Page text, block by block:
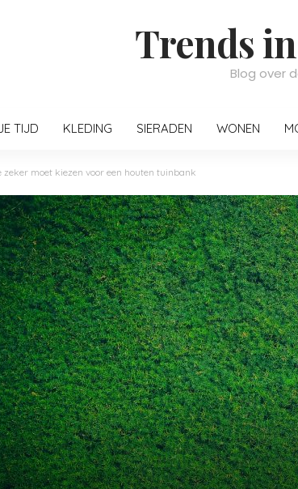
Trends
Blog over
TIJD KLEDING SIERADEN WONEN
zeker moet kiezen voor een houten tuinbank